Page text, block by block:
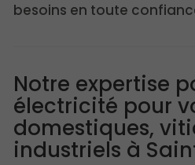
besoins en toute
Notre expertise
électricité pour
domestiques,
industriels à